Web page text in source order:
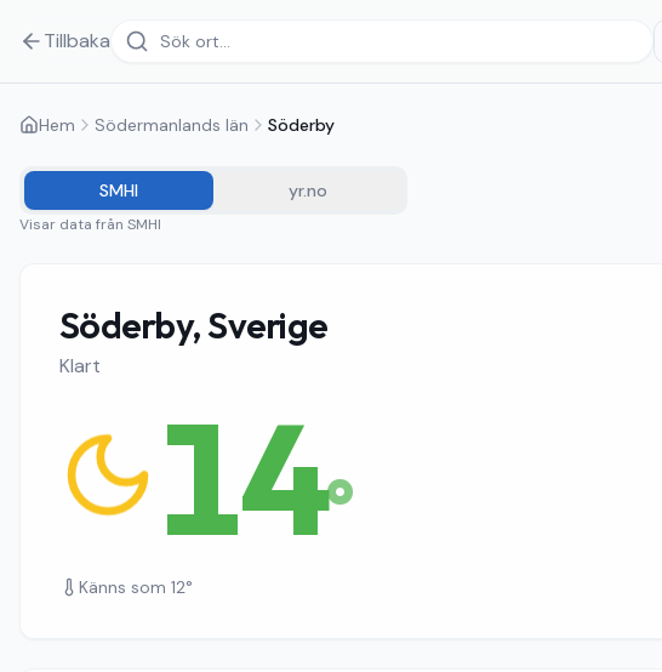
Tillbaka
Hem Södermanlands län Söderby
SMHI yr.no
Visar data från SMHI
Söderby, Sverige
Klart
14°
Känns som 12°